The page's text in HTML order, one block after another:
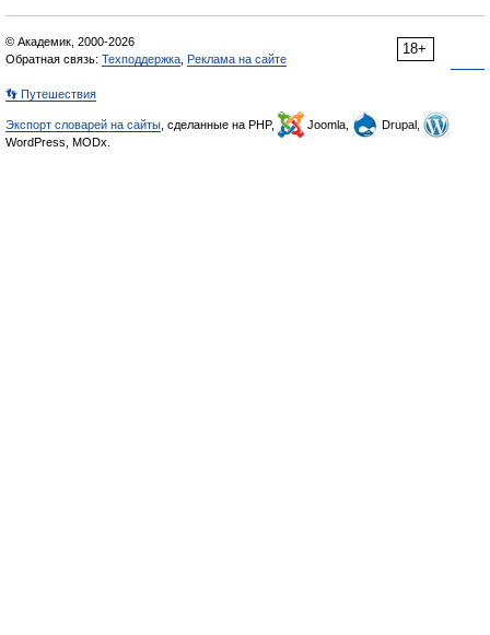
18+
© Академик, 2000-2026
Обратная связь: Техподдержка Реклама на сайте
👣 Путешествия
Экспорт словарей на сайты , сделанные на PHP, Joomla,
Drupal,
WordPress, MODx.